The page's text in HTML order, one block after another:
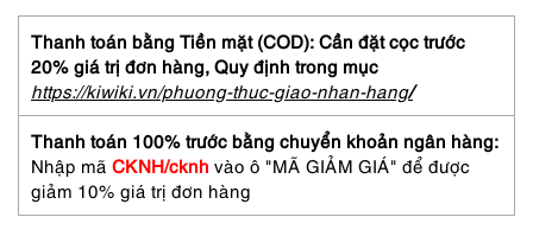
ARMANI
silk
tie
9.5cm-
Khá
mới
số
lượng
Thanh toán bằng Tiền mặt (COD): Cần đặt cọc trước
20% giá trị đơn hàng, Quy định trong mục
https://kiwiki.vn/phuong-thuc-giao-nhan-hang/
Thanh toán 100% trước bằng chuyển khoản ngân hàng:
Nhập mã CKNH/cknh vào ô "MÃ GIẢM GIÁ" để được
giảm 10% giá trị đơn hàng